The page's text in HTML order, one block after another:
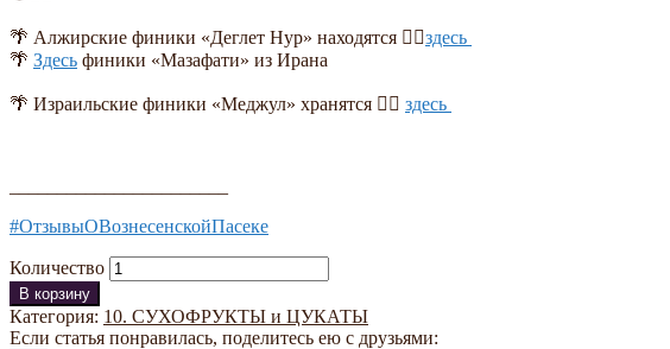
🌴 Алжирские финики «Деглет Нур» находятся 👉🏻здесь
🌴 Здесь финики «Мазафати» из Ирана
🌴 Израильские финики «Меджул» хранятся 👉🏻 здесь
#ОтзывыОВознесенскойПасеке
Количество
В корзину
Категория: 10. СУХОФРУКТЫ и ЦУКАТЫ
Если статья понравилась, поделитесь ею с друзьями: